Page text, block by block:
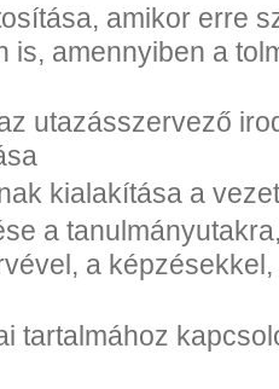
amikor erre
is, amennyiben a
utazásszervező
kialakítása a
a
a
tartalmához